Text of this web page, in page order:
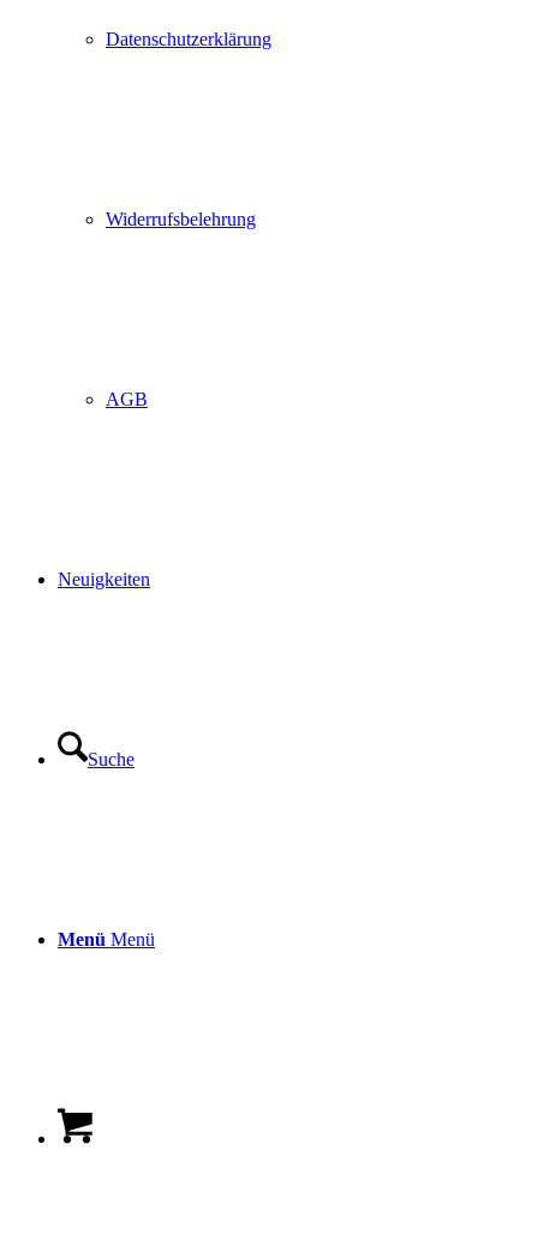
Datenschutzerklärung
Widerrufsbelehrung
AGB
Neuigkeiten
Suche
Menü Menü